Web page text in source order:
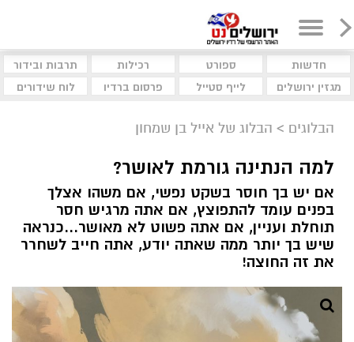
חדשות ספורט רכילות
תרבות ובידור
מגזין ירושלים
לייף סטייל פרסום ברדיו לוח שידורים
הבלוגים > הבלוג של אייל בן שמחון
למה הנתינה גורמת לאושר?
אם יש בך חוסר בשקט נפשי, אם משהו אצלך
בפנים עומד להתפוצץ, אם אתה מרגיש חסר
תוחלת ועניין, אם אתה פשוט לא מאושר...כנראה
שיש בך יותר ממה שאתה יודע, אתה חייב לשחרר
את זה החוצה!